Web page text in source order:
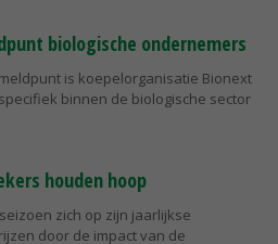
biologische ondernemers
is koepelorganisatie Bionext
binnen de biologische sector
houden hoop
zich op zijn jaarlijkse
door de impact van de